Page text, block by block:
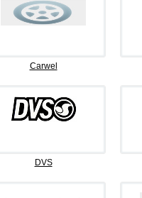
Carwel
DVS